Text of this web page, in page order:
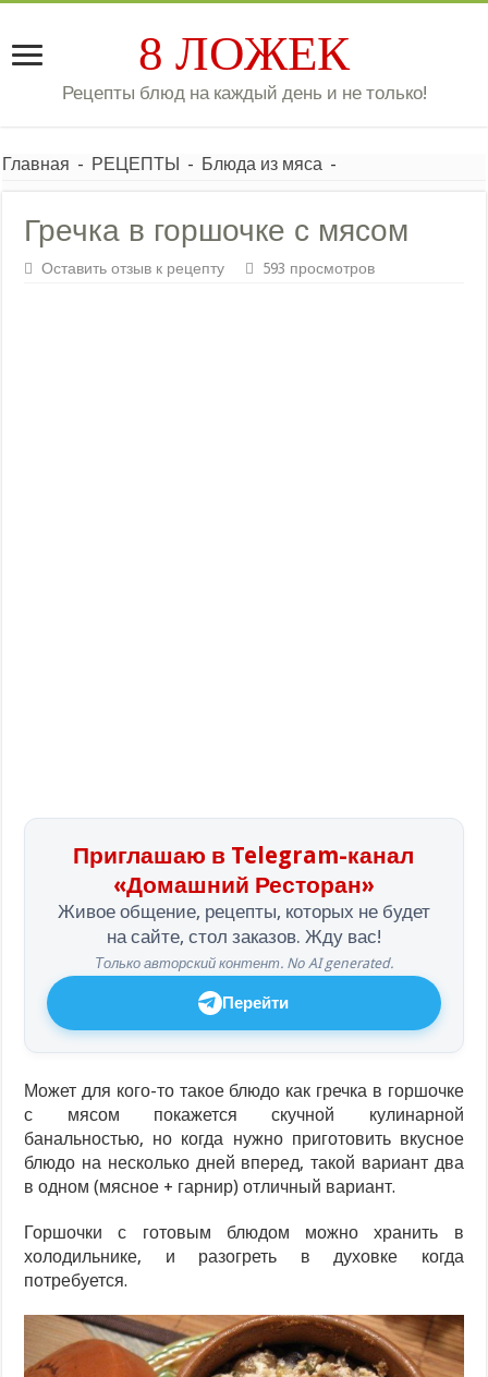
8 ЛОЖЕК
Рецепты блюд на каждый день и не только!
Главная - РЕЦЕПТЫ - Блюда из мяса -
Гречка в горшочке с мясом
Оставить отзыв к рецепту 593 просмотров
Приглашаю в Telegram-канал
«Домашний Ресторан»
Живое общение, рецепты, которых не будет
на сайте, стол заказов. Жду вас!
Только авторский контент. No AI generated.
Перейти
Может для кого-то такое блюдо как гречка в горшочке
с мясом покажется скучной кулинарной
банальностью, но когда нужно приготовить вкусное
блюдо на несколько дней вперед, такой вариант два
в одном (мясное + гарнир) отличный вариант.
Горшочки с готовым блюдом можно хранить в
холодильнике, и разогреть в духовке когда
потребуется.